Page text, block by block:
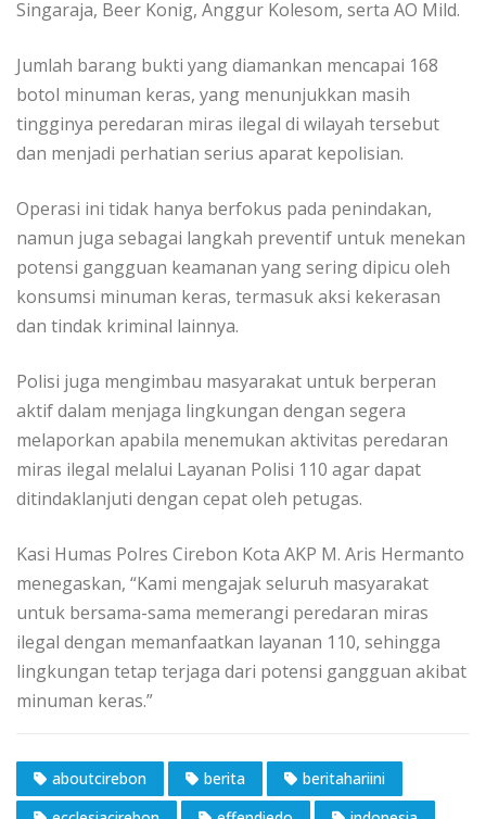
Singaraja, Beer Konig, Anggur Kolesom, serta AO Mild.
Jumlah barang bukti yang diamankan mencapai 168
botol minuman keras, yang menunjukkan masih
tingginya peredaran miras ilegal di wilayah tersebut
dan menjadi perhatian serius aparat kepolisian.
Operasi ini tidak hanya berfokus pada penindakan,
namun juga sebagai langkah preventif untuk menekan
potensi gangguan keamanan yang sering dipicu oleh
konsumsi minuman keras, termasuk aksi kekerasan
dan tindak kriminal lainnya.
Polisi juga mengimbau masyarakat untuk berperan
aktif dalam menjaga lingkungan dengan segera
melaporkan apabila menemukan aktivitas peredaran
miras ilegal melalui Layanan Polisi 110 agar dapat
ditindaklanjuti dengan cepat oleh petugas.
Kasi Humas Polres Cirebon Kota AKP M. Aris Hermanto
menegaskan, “Kami mengajak seluruh masyarakat
untuk bersama-sama memerangi peredaran miras
ilegal dengan memanfaatkan layanan 110, sehingga
lingkungan tetap terjaga dari potensi gangguan akibat
minuman keras.”
aboutcirebon berita
beritahariini